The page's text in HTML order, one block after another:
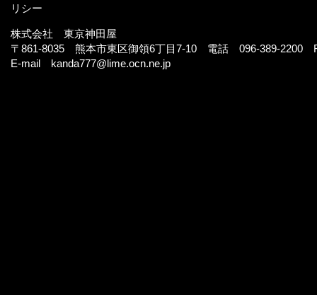
リシ ー
株式会社 東京神田屋
〒861-8035 熊本市東区御領6丁目7-10 電話 096-389-2200
E-mail kanda777@lime.ocn.ne.jp